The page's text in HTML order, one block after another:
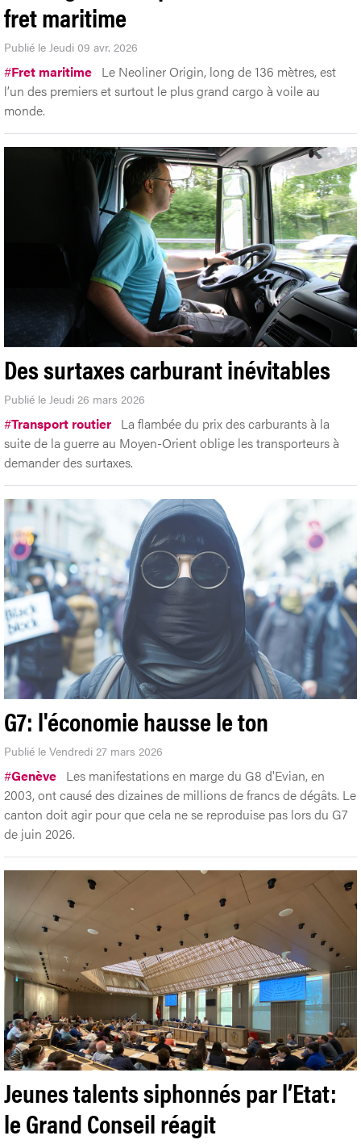
fret maritime
Publié le Jeudi 09 avr. 2026
#Fret maritime Le Neoliner Origin, long de 136 mètres, est
l’un des premiers et surtout le plus grand cargo à voile au
monde.
Des surtaxes carburant inévitables
Publié le Jeudi 26 mars 2026
#Transport routier La flambée du prix des carburants à la
suite de la guerre au Moyen-Orient oblige les transporteurs à
demander des surtaxes.
G7: l'économie hausse le ton
Publié le Vendredi 27 mars 2026
#Genève Les manifestations en marge du G8 d'Evian, en
2003, ont causé des dizaines de millions de francs de dégâts. Le
canton doit agir pour que cela ne se reproduise pas lors du G7
de juin 2026.
Jeunes talents siphonnés par l’Etat:
le Grand Conseil réagit